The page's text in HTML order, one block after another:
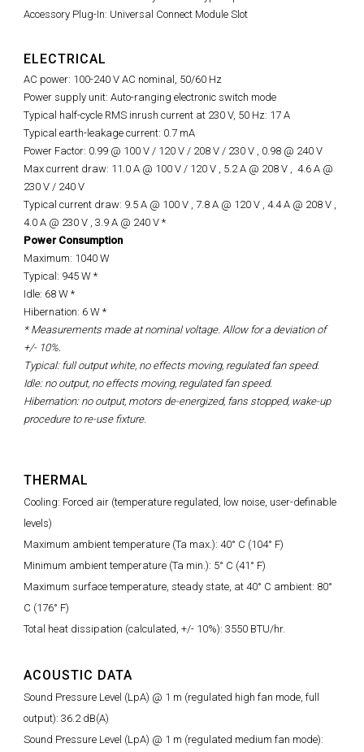
Accessory Plug-In: Universal Connect Module Slot
ELECTRICAL
AC power: 100-240 V AC nominal, 50/60 Hz
Power supply unit: Auto-ranging electronic switch mode
Typical half-cycle RMS inrush current at 230 V, 50 Hz: 17 A
Typical earth-leakage current: 0.7 mA
Power Factor: 0.99 @ 100 V / 120 V / 208 V / 230 V , 0.98 @ 240 V
Max current draw: 11.0 A @ 100 V / 120 V , 5.2 A @ 208 V , 4.6 A @
230 V / 240 V
Typical current draw: 9.5 A @ 100 V , 7.8 A @ 120 V , 4.4 A @ 208 V ,
4.0 A @ 230 V , 3.9 A @ 240 V *
Power Consumption
Maximum: 1040 W
Typical: 945 W *
Idle: 68 W *
Hibernation: 6 W *
* Measurements made at nominal voltage. Allow for a deviation of
+/- 10%.
Typical: full output white, no effects moving, regulated fan speed.
Idle: no output, no effects moving, regulated fan speed.
Hibernation: no output, motors de-energized, fans stopped, wake-up
procedure to re-use fixture.
THERMAL
Cooling: Forced air (temperature regulated, low noise, user-definable
levels)
Maximum ambient temperature (Ta max.): 40° C (104° F)
Minimum ambient temperature (Ta min.): 5° C (41° F)
Maximum surface temperature, steady state, at 40° C ambient: 80°
C (176° F)
Total heat dissipation (calculated, +/- 10%): 3550 BTU/hr.
ACOUSTIC DATA
Sound Pressure Level (LpA) @ 1 m (regulated high fan mode, full
output): 36.2 dB(A)
Sound Pressure Level (LpA) @ 1 m (regulated medium fan mode):